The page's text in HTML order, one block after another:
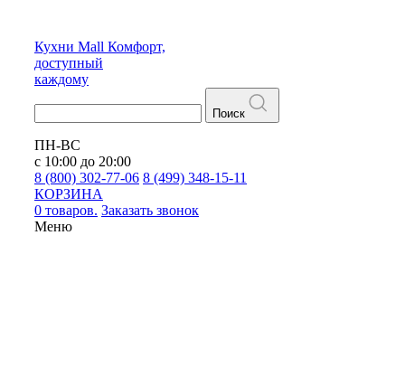
Кухни Mall Комфорт,
доступный
каждому
Поиск
ПН-ВС
с 10:00 до 20:00
8 (800) 302-77-06 8 (499) 348-15-11
КОРЗИНА
0 товаров. Заказать звонок
Меню